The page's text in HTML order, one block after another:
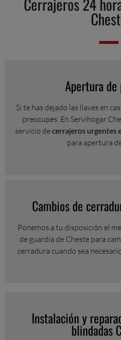
Apertura de
Si te has dejado las llaves en
preocupes. En Servihogar
servicio decerrajeros urgentes
para apertura
Cambios de
Ponemos a tu disposición el
de guardia de Cheste para
cerradura cuando sea
Instalación y
blindadas